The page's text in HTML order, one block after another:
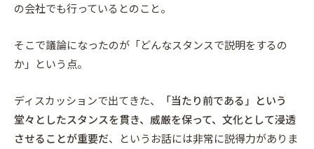
の会社でも行っているとのこと。
そこで議論になったのが「どんなスタンスで説明をするの
か」という点。
ディスカッションで出てきた、
「当たり前である」という
堂々としたスタンスを貫き、威厳を保って、文化として浸透
させることが重要だ、というお話には非常に説得力がありま